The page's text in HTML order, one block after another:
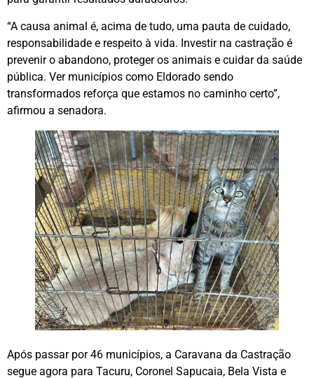
“A causa animal é, acima de tudo, uma pauta de cuidado,
responsabilidade e respeito à vida. Investir na castração é
prevenir o abandono, proteger os animais e cuidar da saúde
pública. Ver municípios como Eldorado sendo
transformados reforça que estamos no caminho certo”,
afirmou a senadora.
Após passar por 46 municípios, a Caravana da Castração
segue agora para Tacuru, Coronel Sapucaia, Bela Vista e